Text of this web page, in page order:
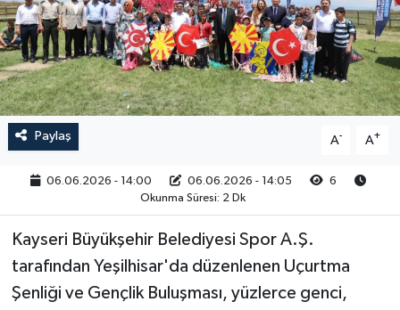
Paylaş A- A+
06.06.2026 - 14:00 06.06.2026 - 14:05
6
Okunma Süresi: 2 Dk
Kayseri Büyükşehir Belediyesi Spor A.Ş.
tarafından Yeşilhisar'da düzenlenen Uçurtma
Şenliği ve Gençlik Buluşması, yüzlerce genci,
RESMİ İLAN